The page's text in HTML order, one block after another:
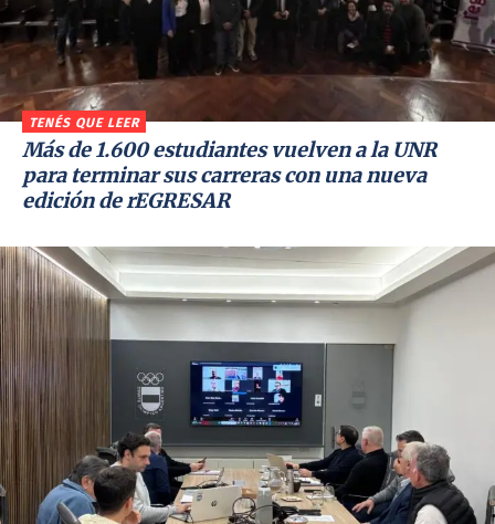
TENÉS QUE LEER
Más de 1.600 estudiantes vuelven a la UNR
para terminar sus carreras con una nueva
edición de rEGRESAR